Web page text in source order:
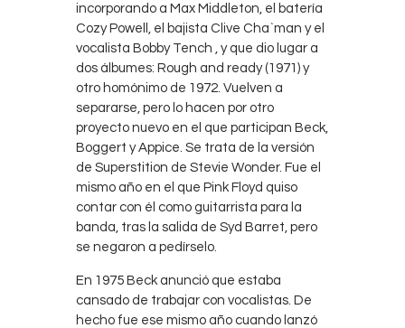
incorporando a Max Middleton, el batería
Cozy Powell, el bajista Clive Cha`man y el
vocalista Bobby Tench , y que dio lugar a
dos álbumes: Rough and ready (1971) y
otro homónimo de 1972. Vuelven a
separarse, pero lo hacen por otro
proyecto nuevo en el que participan Beck,
Boggert y Appice. Se trata de la versión
de Superstition de Stevie Wonder. Fue el
mismo año en el que Pink Floyd quiso
contar con él como guitarrista para la
banda, tras la salida de Syd Barret, pero
se negaron a pedírselo.
En 1975 Beck anunció que estaba
cansado de trabajar con vocalistas. De
hecho fue ese mismo año cuando lanzó